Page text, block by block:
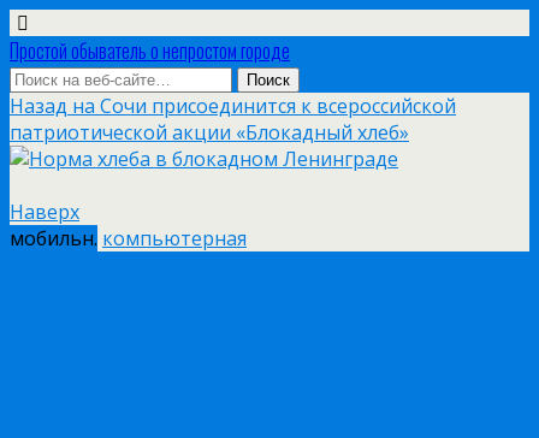
Простой обыватель о непростом городе
Назад на Сочи присоединится к всероссийской
патриотической акции «Блокадный хлеб»
Наверх
мобильн. компьютерная